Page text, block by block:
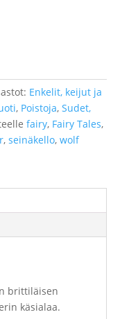
Enkelit, keijut ja
, Poistoja, Sudet,
fairy, Fairy Tales,
, seinäkello, wolf
brittiläisen
käsialaa.